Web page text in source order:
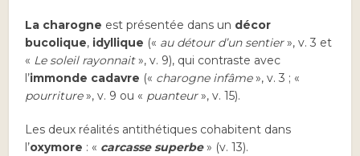
La charogne est présentée dans un décor
bucolique, idyllique (« au détour d’un sentier», v. 3 et
« Le soleil rayonnait», v. 9), qui contraste avec
l’immonde cadavre (« charogne infâme», v. 3 ; «
pourriture», v. 9 ou « puanteur», v. 15).
Les deux réalités antithétiques cohabitent dans
l’oxymore : « carcasse superbe» (v. 13).